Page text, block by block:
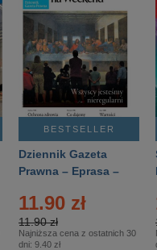
BESTSELLER
Dziennik Gazeta
Prawna – Eprasa –
11.90 zł
11.90 zł
Najniższa cena z ostatnich 30
dni: 9.40 zł